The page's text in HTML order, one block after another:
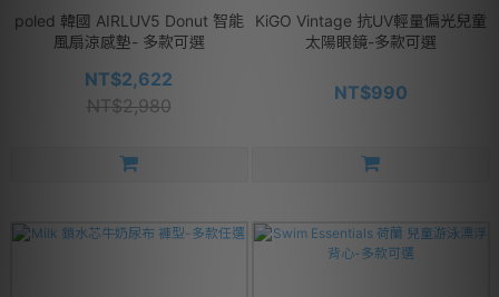
poled 韓國 AIRLUV5 Donut 智能
風扇涼感墊- 多款可選
NT$2,622
NT$2,980
KiGO Vintage 抗UV輕量偏光兒童
太陽眼鏡-多款可選
NT$990